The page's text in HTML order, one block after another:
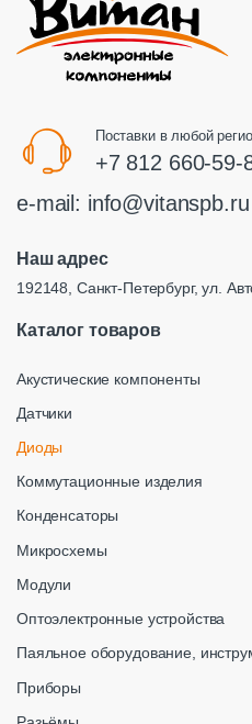
Поставки в любой
+7 812 660-59-
e-mail: info@vitanspb.ru
Наш адрес
192148, Санкт-Петербург, ул.
Каталог товаров
Акустические компоненты
Датчики
Диоды
Коммутационные изделия
Конденсаторы
Микросхемы
Модули
Оптоэлектронные устройства
Паяльное оборудование,
Приборы